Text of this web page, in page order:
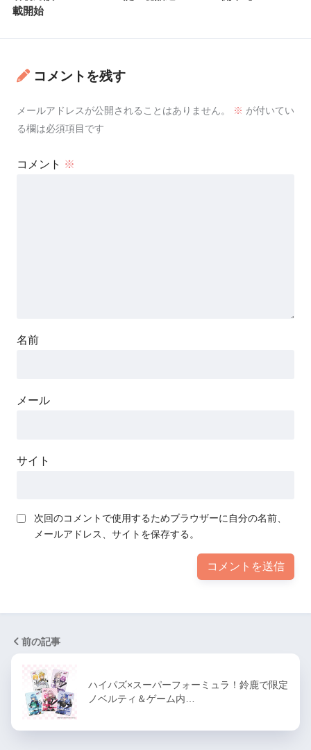
載開始
コメントを残す
メールアドレスが公開されることはありません。 ※ が付いてい
る欄は必須項目です
コメント ※
名前
メール
サイト
次回のコメントで使用するためブラウザーに自分の名前、
メールアドレス、サイトを保存する。
前の記事
ハイパズ×スーパーフォーミュラ！鈴鹿で限定
ノベルティ＆ゲーム内…